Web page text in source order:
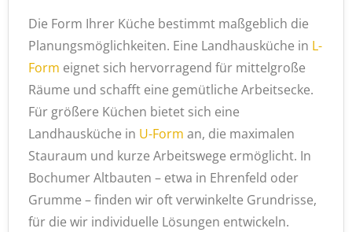
Die Form Ihrer Küche bestimmt maßgeblich die
Planungsmöglichkeiten. Eine Landhausküche in L-
Form eignet sich hervorragend für mittelgroße
Räume und schafft eine gemütliche Arbeitsecke.
Für größere Küchen bietet sich eine
Landhausküche in U-Form an, die maximalen
Stauraum und kurze Arbeitswege ermöglicht. In
Bochumer Altbauten – etwa in Ehrenfeld oder
Grumme – finden wir oft verwinkelte Grundrisse,
für die wir individuelle Lösungen entwickeln.